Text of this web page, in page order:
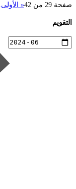
صفحة 29 من 42 « الأولى
التقويم